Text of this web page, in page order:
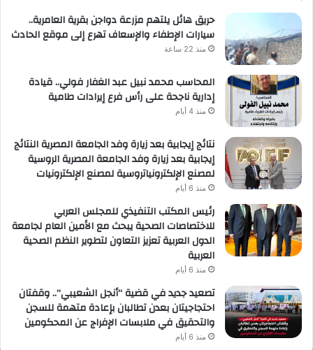
حريق هائل يلتهم مزرعة دواجن بقرية العامرية..
سيارات الإطفاء والإسعاف تهرع إلى موقع الحادث
منذ 22 ساعة
المحاسب محمد نبيل عبد الغفار فولي.. قيادة
إدارية ناجحة على رأس فرع إيرادات طامية
منذ 4 أيام
نتائج إيجابية بعد زيارة وفد الجامعة المصرية النتائج
إيجابية بعد زيارة وفد الجامعة المصرية الروسية
لمصنع الإلكترونياتروسية لمصنع الإلكترونيات
منذ 6 أيام
رئيس المكتب التنفيذي للمجلس العربي
للاختصاصات الصحية يبحث مع الأمين العام لجامعة
الدول العربية تعزيز التعاون لتطوير النظم الصحية
العربية
منذ 6 أيام
تصعيد جديد في قضية “أنجل الشعيبي”.. وقفتان
احتجاجيتان بعدن تطالبان بإعادة متهمة للسجن
والتحقيق في ملابسات الإفراج عن المحكومين
منذ 6 أيام